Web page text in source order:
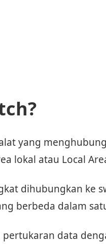
yang
lokal atau Local
dihubungkan ke
berbeda dalam
data